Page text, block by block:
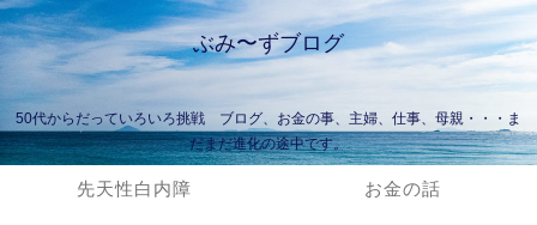
ぶみ〜ずブログ
50代からだっていろいろ挑戦 ブログ、お金の事、主婦、仕事、母親・・・ま
だまだ進化の途中です。
先天性白内障 お金の話